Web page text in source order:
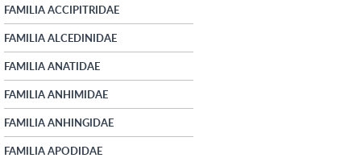
FAMILIA ACCIPITRIDAE
FAMILIA ALCEDINIDAE
FAMILIA ANATIDAE
FAMILIA ANHIMIDAE
FAMILIA ANHINGIDAE
FAMILIA APODIDAE